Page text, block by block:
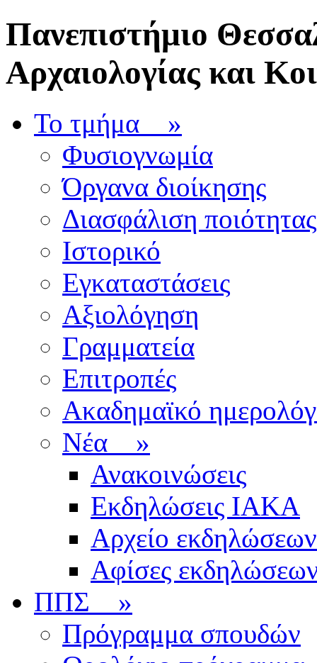
Πανεπιστήμιο
Αρχαιολογίας και
Το τμήμα »
Φυσιογνωμία
Όργανα διοίκησης
Διασφάλιση ποιότητας
Ιστορικό
Εγκαταστάσεις
Αξιολόγηση
Γραμματεία
Επιτροπές
Ακαδημαϊκό
Νέα »
Ανακοινώσεις
Εκδηλώσεις ΙΑΚΑ
Αρχείο εκδηλώσεων
Αφίσες
ΠΠΣ »
Πρόγραμμα σπουδών